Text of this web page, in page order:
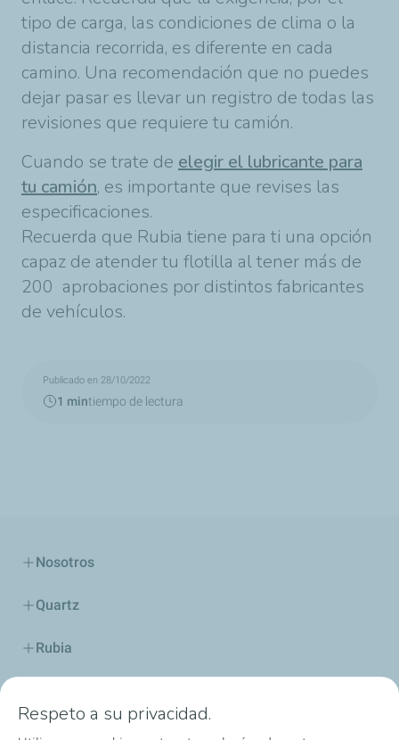
tipo de carga, las condiciones de clima o la
distancia recorrida, es diferente en cada
camino. Una recomendación que no puedes
dejar pasar es llevar un registro de todas las
revisiones que requiere tu camión.
Cuando se trate de elegir el lubricante para
tu camión, es importante que revises las
especificaciones.
Recuerda que Rubia tiene para ti una opción
capaz de atender tu flotilla al tener más de
200 aprobaciones por distintos fabricantes
de vehículos.
Publicado en 28/10/2022
1 mintiempo de lectura
Nosotros
Quartz
Rubia
Lubricantes y especialidades
Respeto a su privacidad.